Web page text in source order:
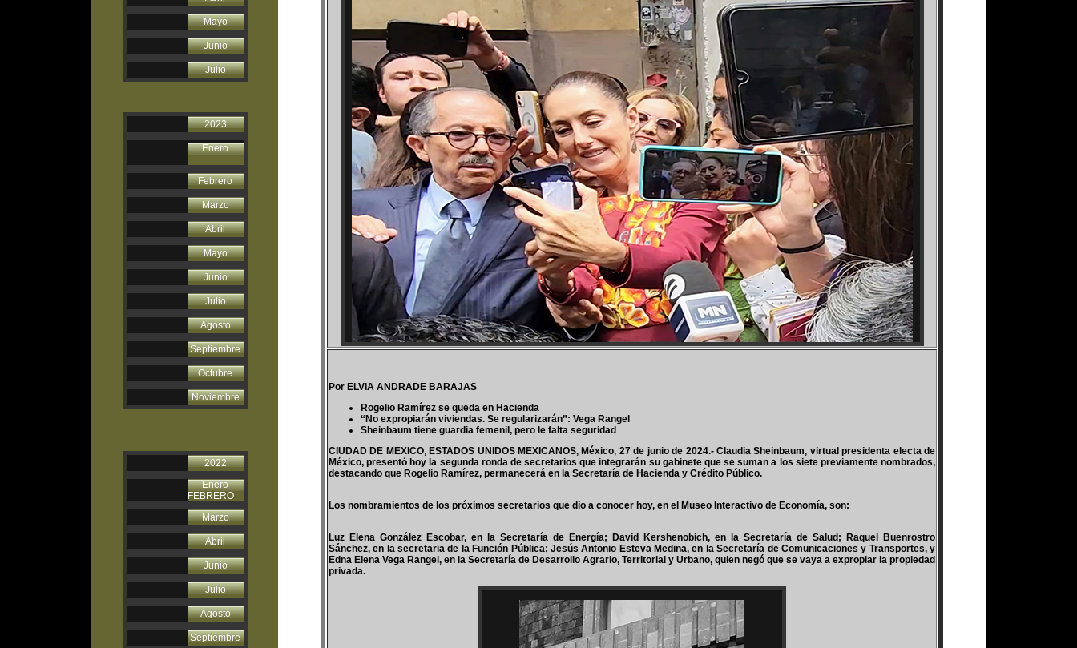
Mayo
Junio
Julio
2023
Enero
Febrero
Marzo
Abril
Mayo
Junio
Julio
Agosto
Septiembre
Octubre
Noviembre
2022
Enero
FEBRERO
Marzo
Abril
Junio
Julio
Agosto
Septiembre
Por ELVIA ANDRADE BARAJAS
Rogelio Ramírez se queda en Hacienda
“No expropiarán viviendas. Se regularizarán”: Vega Rangel
Sheinbaum tiene guardia femenil, pero le falta seguridad
CIUDAD DE MEXICO, ESTADOS UNIDOS MEXICANOS, México, 27 de junio de 2024.- Claudia Sheinbaum, virtual presidenta electa de
México, presentó hoy la segunda ronda de secretarios que integrarán su gabinete que se suman a los siete previamente nombrados,
destacando que Rogelio Ramírez, permanecerá en la Secretaría de Hacienda y Crédito Público.
Los nombramientos de los próximos secretarios que dio a conocer hoy, en el Museo Interactivo de Economía, son:
Luz Elena González Escobar, en la Secretaría de Energía; David Kershenobich, en la Secretaría de Salud; Raquel Buenrostro
Sánchez, en la secretaria de la Función Pública; Jesús Antonio Esteva Medina, en la Secretaría de Comunicaciones y Transportes, y
Edna Elena Vega Rangel, en la Secretaría de Desarrollo Agrario, Territorial y Urbano, quien negó que se vaya a expropiar la propiedad
privada.